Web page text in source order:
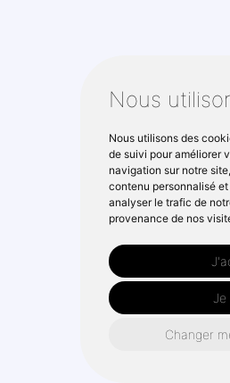
Nous
Nous utilisons des
de suivi pour améliorer
navigation sur notre
contenu personnalisé
analyser le trafic de
provenance de nos
Je
Changer